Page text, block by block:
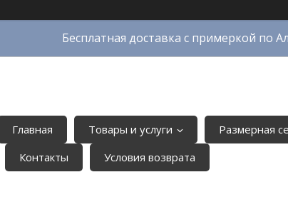
Бесплатная доставка с примеркой по
Главная Товары и услуги Размерная
Контакты
Условия возврата